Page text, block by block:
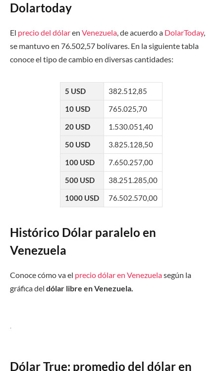
Dolartoday
El precio del dólaren Venezuela, de acuerdo a DolarToday,
se mantuvo en 76.502,57 bolívares. En la siguiente tabla
conoce el tipo de cambio en diversas cantidades:
5 USD
382.512,85
10 USD
765.025,70
20 USD
1.530.051,40
50 USD
3.825.128,50
100 USD
7.650.257,00
500 USD
38.251.285,00
1000 USD
76.502.570,00
Histórico Dólar paralelo en
Venezuela
Conoce cómo va el precio dólar en Venezuelasegún la
gráfica del dólar libre en Venezuela.
.
Dólar True: promedio del dólar en